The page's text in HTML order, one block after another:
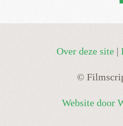
Over deze site |
©
Website door